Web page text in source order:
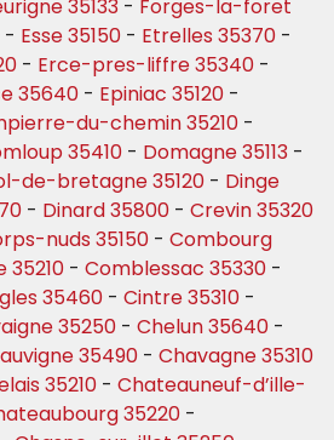
35133 - Forges-la-foret
- Esse 35150 - Etrelles 35370 -
- Erce-pres-liffre 35340 -
35640 - Epiniac 35120 -
du-chemin 35210 -
35410 - Domagne 35113 -
de-bretagne 35120 - Dinge
- Dinard 35800 - Crevin 35320
nuds 35150 - Combourg
35210 - Comblessac 35330 -
35460 - Cintre 35310 -
35250 - Chelun 35640 -
35490 - Chavagne 35310
35210 - Chateauneuf-d’ille-
35220 -